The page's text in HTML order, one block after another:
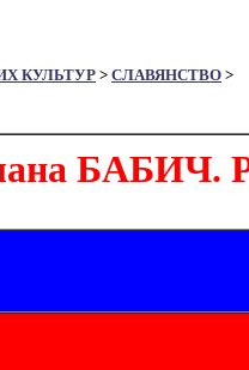
КУЛЬТУР > СЛАВЯНСТВО >
БАБИЧ.